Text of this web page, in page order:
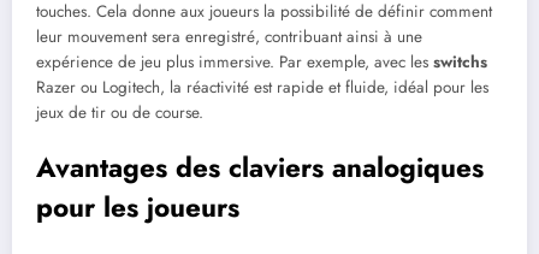
touches. Cela donne aux joueurs la possibilité de définir comment
leur mouvement sera enregistré, contribuant ainsi à une
expérience de jeu plus immersive. Par exemple, avec les switchs
Razer ou Logitech, la réactivité est rapide et fluide, idéal pour les
jeux de tir ou de course.
Avantages des claviers analogiques
pour les joueurs